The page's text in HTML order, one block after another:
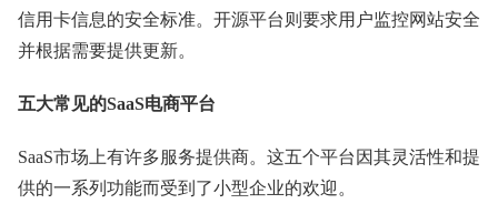
信用卡信息的安全标准。开源平台则要求用户监控网站安全
并根据需要提供更新。
五大常见的SaaS电商平台
SaaS市场上有许多服务提供商。这五个平台因其灵活性和提
供的一系列功能而受到了小型企业的欢迎。